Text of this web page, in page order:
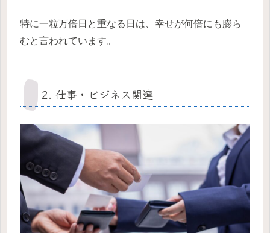
特に一粒万倍日と重なる日は、幸せが何倍にも膨ら
むと言われています。
2. 仕事・ビジネス関連